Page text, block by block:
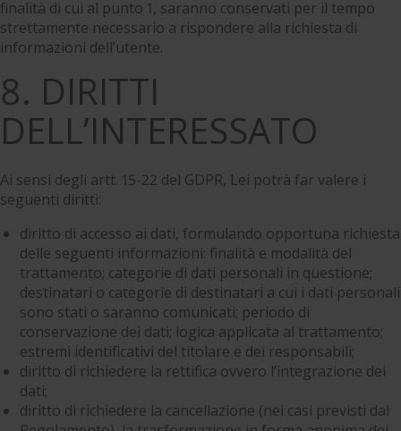
finalità di cui al punto 1, saranno conservati per il tempo
strettamente necessario a rispondere alla richiesta di
informazioni dell’utente.
8. DIRITTI
DELL’INTERESSATO
Ai sensi degli artt. 15-22 del GDPR, Lei potrà far valere i
seguenti diritti:
diritto di accesso ai dati, formulando opportuna richiesta
delle seguenti informazioni: finalità e modalità del
trattamento; categorie di dati personali in questione;
destinatari o categorie di destinatari a cui i dati personali
sono stati o saranno comunicati; periodo di
conservazione dei dati; logica applicata al trattamento;
estremi identificativi del titolare e dei responsabili;
diritto di richiedere la rettifica ovvero l’integrazione dei
dati;
diritto di richiedere la cancellazione (nei casi previsti dal